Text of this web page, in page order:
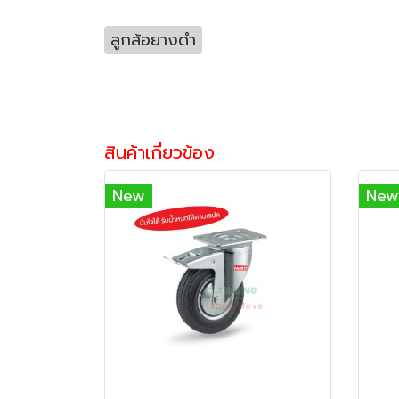
ลูกล้อยางดำ
สินค้าเกี่ยวข้อง
New New